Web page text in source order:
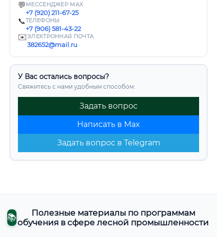
💬 МЕССЕНДЖЕР MAX
+7 (920) 211-67-25
📞ТЕЛЕФОНЫ
+7 (906) 581-43-22
✉️ЭЛЕКТРОННАЯ ПОЧТА
382652@mail.ru
У Вас остались вопросы?
Свяжитесь с нами удобным способом:
Задать вопрос
Написать в Max
Задать вопрос в Telegram
📚
Полезные материалы по программам
обучения в сфере лесной промышленности